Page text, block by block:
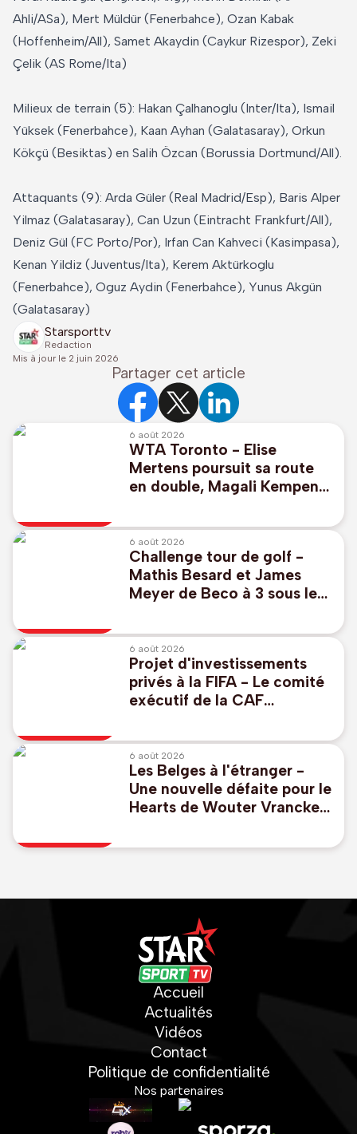
Ahli/ASa), Mert Müldür (Fenerbahce), Ozan Kabak
(Hoffenheim/All), Samet Akaydin (Caykur Rizespor), Zeki
Çelik (AS Rome/Ita)
Milieux de terrain (5): Hakan Çalhanoglu (Inter/Ita), Ismail
Yüksek (Fenerbahce), Kaan Ayhan (Galatasaray), Orkun
Kökçü (Besiktas) en Salih Özcan (Borussia Dortmund/All).
Attaquants (9): Arda Güler (Real Madrid/Esp), Baris Alper
Yilmaz (Galatasaray), Can Uzun (Eintracht Frankfurt/All),
Deniz Gül (FC Porto/Por), Irfan Can Kahveci (Kasimpasa),
Kenan Yildiz (Juventus/Ita), Kerem Aktürkoglu
(Fenerbahce), Oguz Aydin (Fenerbahce), Yunus Akgün
(Galatasaray)
Starsporttv
Redaction
Mis à jour le 2 juin 2026
Partager cet article
6 août 2026
WTA Toronto - Elise
Mertens poursuit sa route
en double, Magali Kempen
6 août 2026
Challenge tour de golf -
Mathis Besard et James
Meyer de Beco à 3 sous le
Scottish Challenge
6 août 2026
Projet d'investissements
privés à la FIFA - Le comité
exécutif de la CAF
soutien" à Infantino
6 août 2026
Les Belges à l'étranger -
Une nouvelle défaite pour le
Hearts de Wouter Vrancken
Accueil
Actualités
Vidéos
Contact
Politique de confidentialité
Nos partenaires